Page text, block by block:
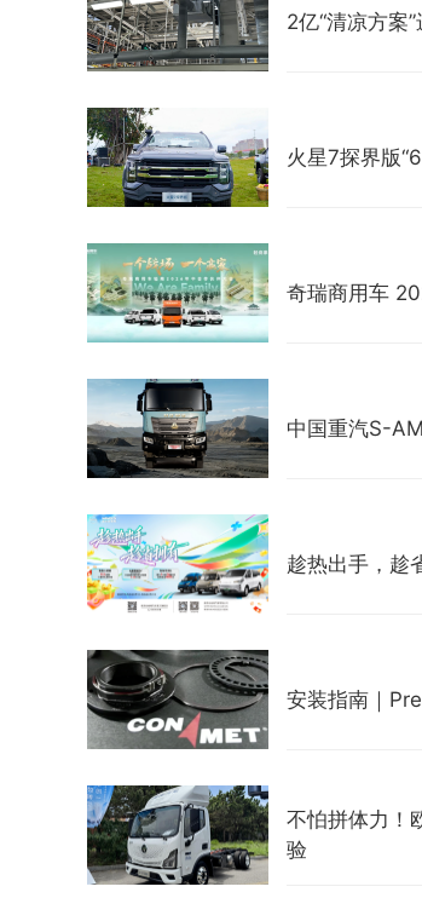
2亿“清凉方
火星7探界版
奇瑞商用车
中国重汽S-
趁热出手，趁
安装指南｜
不怕拼体力！
验